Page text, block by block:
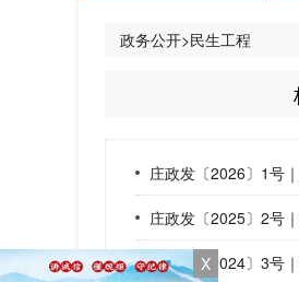
X
政务公开>民生工程
庄政发〔2026〕1号
庄政发〔2025〕2号
庄政发〔2024〕3号